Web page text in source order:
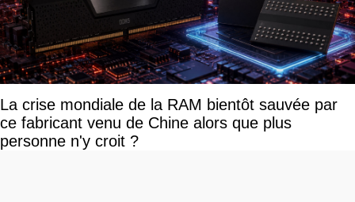
La crise mondiale de la RAM bientôt sauvée par
ce fabricant venu de Chine alors que plus
personne n'y croit ?